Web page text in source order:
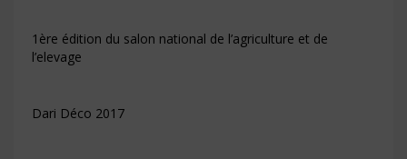
1ère édition du salon national de l’agriculture et de
l’elevage
Dari Déco 2017